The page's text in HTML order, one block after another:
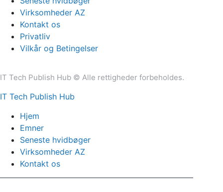
Virksomheder AZ
Kontakt os
Privatliv
Vilkår og Betingelser
IT Tech Publish Hub © Alle rettigheder forbeholdes.
IT Tech Publish Hub
Hjem
Emner
Seneste hvidbøger
Virksomheder AZ
Kontakt os